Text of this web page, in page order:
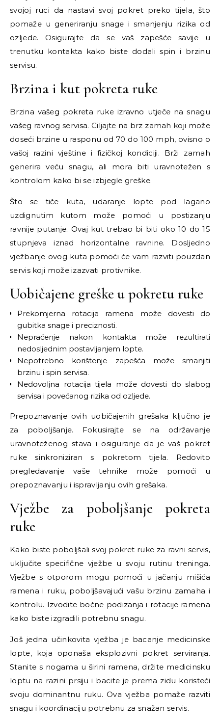
svojoj ruci da nastavi svoj pokret preko tijela, što
pomaže u generiranju snage i smanjenju rizika od
ozljede. Osigurajte da se vaš zapešće savije u
trenutku kontakta kako biste dodali spin i brzinu
servisu.
Brzina i kut pokreta ruke
Brzina vašeg pokreta ruke izravno utječe na snagu
vašeg ravnog servisa. Ciljajte na brz zamah koji može
doseći brzine u rasponu od 70 do 100 mph, ovisno o
vašoj razini vještine i fizičkoj kondiciji. Brži zamah
generira veću snagu, ali mora biti uravnotežen s
kontrolom kako bi se izbjegle greške.
Što se tiče kuta, udaranje lopte pod lagano
uzdignutim kutom može pomoći u postizanju
ravnije putanje. Ovaj kut trebao bi biti oko 10 do 15
stupnjeva iznad horizontalne ravnine. Dosljedno
vježbanje ovog kuta pomoći će vam razviti pouzdan
servis koji može izazvati protivnike.
Uobičajene greške u pokretu ruke
Prekomjerna rotacija ramena može dovesti do
gubitka snage i preciznosti.
Nepraćenje nakon kontakta može rezultirati
nedosljednim postavljanjem lopte.
Nepotrebno korištenje zapešća može smanjiti
brzinu i spin servisa.
Nedovoljna rotacija tijela može dovesti do slabog
servisa i povećanog rizika od ozljede.
Prepoznavanje ovih uobičajenih grešaka ključno je
za poboljšanje. Fokusirajte se na održavanje
uravnoteženog stava i osiguranje da je vaš pokret
ruke sinkroniziran s pokretom tijela. Redovito
pregledavanje vaše tehnike može pomoći u
prepoznavanju i ispravljanju ovih grešaka.
Vježbe za poboljšanje pokreta
ruke
Kako biste poboljšali svoj pokret ruke za ravni servis,
uključite specifične vježbe u svoju rutinu treninga.
Vježbe s otporom mogu pomoći u jačanju mišića
ramena i ruku, poboljšavajući vašu brzinu zamaha i
kontrolu. Izvodite bočne podizanja i rotacije ramena
kako biste izgradili potrebnu snagu.
Još jedna učinkovita vježba je bacanje medicinske
lopte, koja oponaša eksplozivni pokret serviranja.
Stanite s nogama u širini ramena, držite medicinsku
loptu na razini prsiju i bacite je prema zidu koristeći
svoju dominantnu ruku. Ova vježba pomaže razviti
snagu i koordinaciju potrebnu za snažan servis.